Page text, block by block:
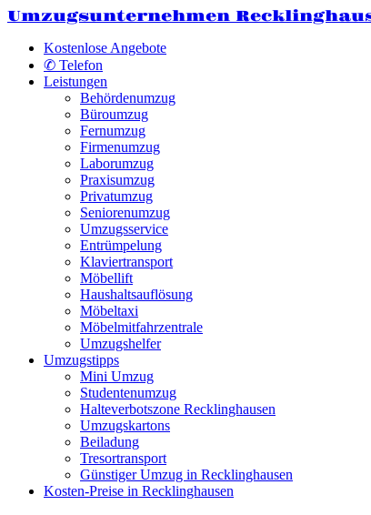
Umzugsunternehmen
Kostenlose Angebote
✆ Telefon
Leistungen
Behördenumzug
Büroumzug
Fernumzug
Firmenumzug
Laborumzug
Praxisumzug
Privatumzug
Seniorenumzug
Umzugsservice
Entrümpelung
Klaviertransport
Möbellift
Haushaltsauflösung
Möbeltaxi
Möbelmitfahrzentrale
Umzugshelfer
Umzugstipps
Mini Umzug
Studentenumzug
Halteverbotszone Recklinghausen
Umzugskartons
Beiladung
Tresortransport
Günstiger Umzug in Recklinghausen
Kosten-Preise in Recklinghausen